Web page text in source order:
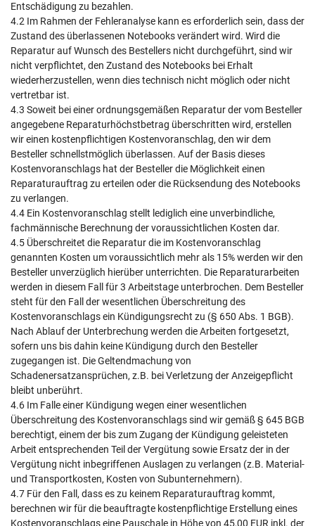
Entschädigung zu bezahlen.
4.2 Im Rahmen der Fehleranalyse kann es erforderlich sein, dass der
Zustand des überlassenen Notebooks verändert wird. Wird die
Reparatur auf Wunsch des Bestellers nicht durchgeführt, sind wir
nicht verpflichtet, den Zustand des Notebooks bei Erhalt
wiederherzustellen, wenn dies technisch nicht möglich oder nicht
vertretbar ist.
4.3 Soweit bei einer ordnungsgemäßen Reparatur der vom Besteller
angegebene Reparaturhöchstbetrag überschritten wird, erstellen
wir einen kostenpflichtigen Kostenvoranschlag, den wir dem
Besteller schnellstmöglich überlassen. Auf der Basis dieses
Kostenvoranschlags hat der Besteller die Möglichkeit einen
Reparaturauftrag zu erteilen oder die Rücksendung des Notebooks
zu verlangen.
4.4 Ein Kostenvoranschlag stellt lediglich eine unverbindliche,
fachmännische Berechnung der voraussichtlichen Kosten dar.
4.5 Überschreitet die Reparatur die im Kostenvoranschlag
genannten Kosten um voraussichtlich mehr als 15% werden wir den
Besteller unverzüglich hierüber unterrichten. Die Reparaturarbeiten
werden in diesem Fall für 3 Arbeitstage unterbrochen. Dem Besteller
steht für den Fall der wesentlichen Überschreitung des
Kostenvoranschlags ein Kündigungsrecht zu (§ 650 Abs. 1 BGB).
Nach Ablauf der Unterbrechung werden die Arbeiten fortgesetzt,
sofern uns bis dahin keine Kündigung durch den Besteller
zugegangen ist. Die Geltendmachung von
Schadenersatzansprüchen, z.B. bei Verletzung der Anzeigepflicht
bleibt unberührt.
4.6 Im Falle einer Kündigung wegen einer wesentlichen
Überschreitung des Kostenvoranschlags sind wir gemäß § 645 BGB
berechtigt, einem der bis zum Zugang der Kündigung geleisteten
Arbeit entsprechenden Teil der Vergütung sowie Ersatz der in der
Vergütung nicht inbegriffenen Auslagen zu verlangen (z.B. Material-
und Transportkosten, Kosten von Subunternehmern).
4.7 Für den Fall, dass es zu keinem Reparaturauftrag kommt,
berechnen wir für die beauftragte kostenpflichtige Erstellung eines
Kostenvoranschlags eine Pauschale in Höhe von 45,00 EUR inkl. der